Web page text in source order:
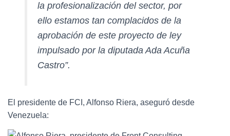
la profesionalización del sector, por
ello estamos tan complacidos de la
aprobación de este proyecto de ley
impulsado por la diputada Ada Acuña
Castro”.
El presidente de FCI, Alfonso Riera, aseguró desde
Venezuela: